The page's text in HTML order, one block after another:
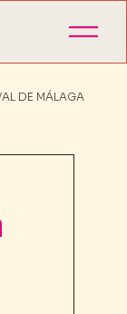
DE MÁLAGA